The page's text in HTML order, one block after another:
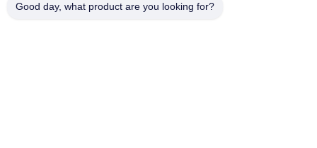
Good day, what product are you looking for?